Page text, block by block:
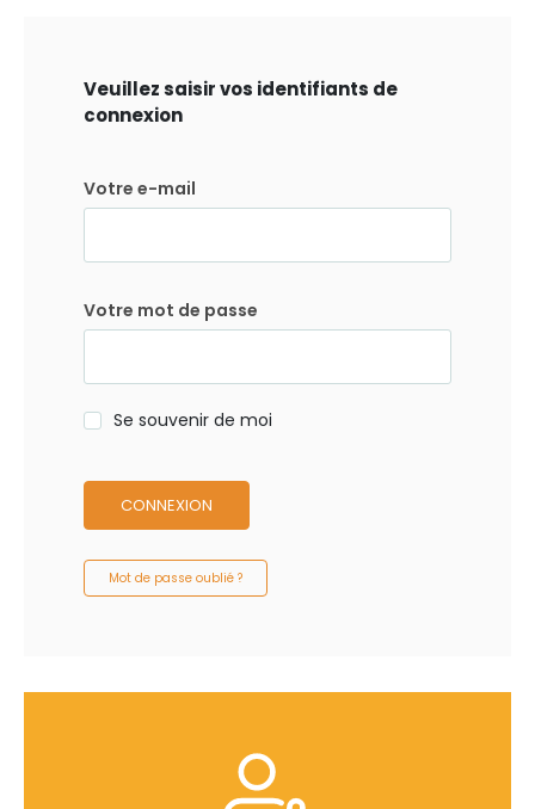
Veuillez saisir vos identifiants de
connexion
Votre e-mail
Votre mot de passe
Se souvenir de moi
CONNEXION
Mot de passe oublié ?